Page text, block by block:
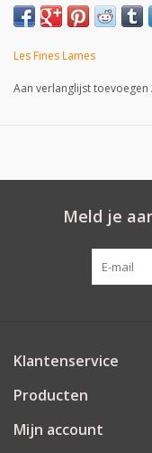
Les Fines Lames
Aan verlanglijst toevoegen
Meld je
Klantenservice
Producten
Mijn account